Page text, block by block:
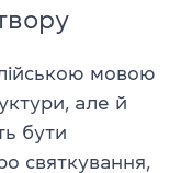
мовою
але й
бути
святкування,